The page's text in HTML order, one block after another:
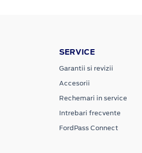
SERVICE
Garantii si revizii
Accesorii
Rechemari in service
Intrebari frecvente
FordPass Connect